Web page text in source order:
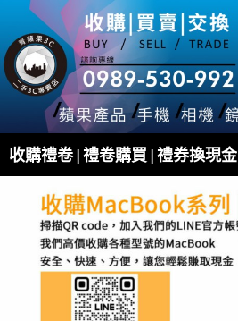
主
要
收購禮卷 | 禮卷購買 | 禮券換現金
搜
尋